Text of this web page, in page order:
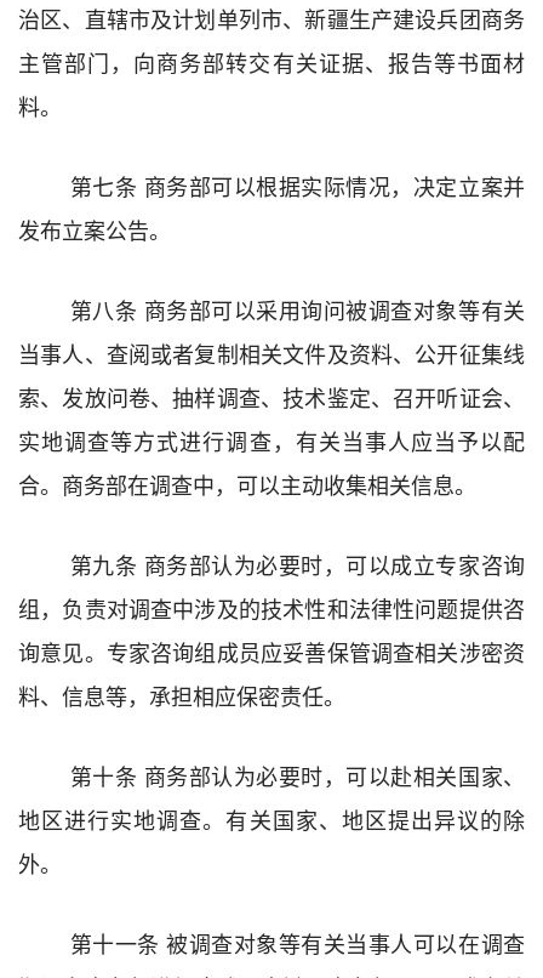
治区、直辖市及计划单列市、新疆生产建设兵团商务
主管部门，向商务部转交有关证据、报告等书面材
料。
第七条 商务部可以根据实际情况， 决定立案并
发布立案公告。
第八条 商务部可以采用询问被调查对象等有关
当事人、 查阅或者复制相关文件及资料、 公开征集线
索、 发放问卷、抽样调查、技术鉴定、召开听证会、
实地调查等方式进行调查，有关当事人应当予以配
合。 商务部在调查中，可以主动收集相关信息。
第九条 商务部认为必要时，可以成立专家咨询
组， 负责对调查中涉及的技术性和法律性问题提供咨
询意见。专家咨询组成员应妥善保管调查相关涉密资
料、信息等， 承担相应保密责任。
第十条 商务部认为必要时， 可以赴相关国家、
地区进行实地调查。 有关国家、地区提出异议的除
外。
第十一条被调查对象等有关当事人可以在调查